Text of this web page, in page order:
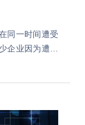
同一时间遭受
企业因为遭受